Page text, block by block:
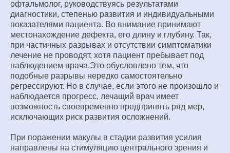
офтальмолог, руководствуясь результатами
диагностики, степенью развития и индивидуальными
показателями пациента. Во внимание принимают
местонахождение дефекта, его длину и глубину. Так,
при частичных разрывах и отсутствии симптоматики
лечение не проводят, хотя пациент пребывает под
наблюдением врача.Это обусловлено тем, что
подобные разрывы нередко самостоятельно
регрессируют. Но в случае, если этого не произошло и
наблюдается прогресс, лечащий врач имеет
возможность своевременно предпринять ряд мер,
исключающих риск развития осложнений.
При поражении макулы в стадии развития усилия
направлены на стимуляцию центрального зрения и